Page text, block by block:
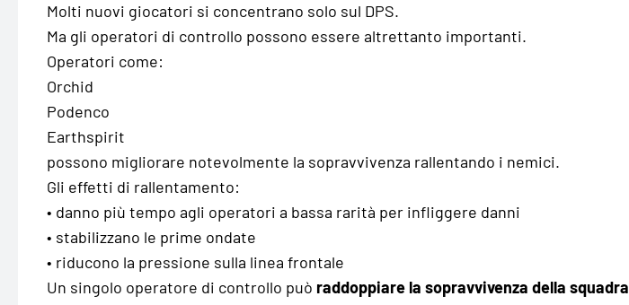
Molti nuovi giocatori si concentrano solo sul DPS.
Ma gli operatori di controllo possono essere altrettanto importanti.
Operatori come:
Orchid
Podenco
Earthspirit
possono migliorare notevolmente la sopravvivenza rallentando i nemici.
Gli effetti di rallentamento:
• danno più tempo agli operatori a bassa rarità per infliggere danni
• stabilizzano le prime ondate
• riducono la pressione sulla linea frontale
Un singolo operatore di controllo può raddoppiare la sopravvivenza della squadra